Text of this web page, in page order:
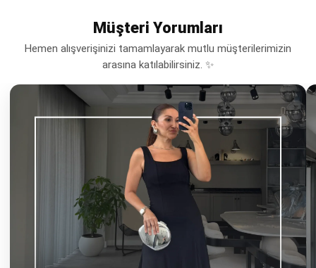
Müşteri Yorumları
Hemen alışverişinizi tamamlayarak mutlu müşterilerimizin
arasına katılabilirsiniz. ✨